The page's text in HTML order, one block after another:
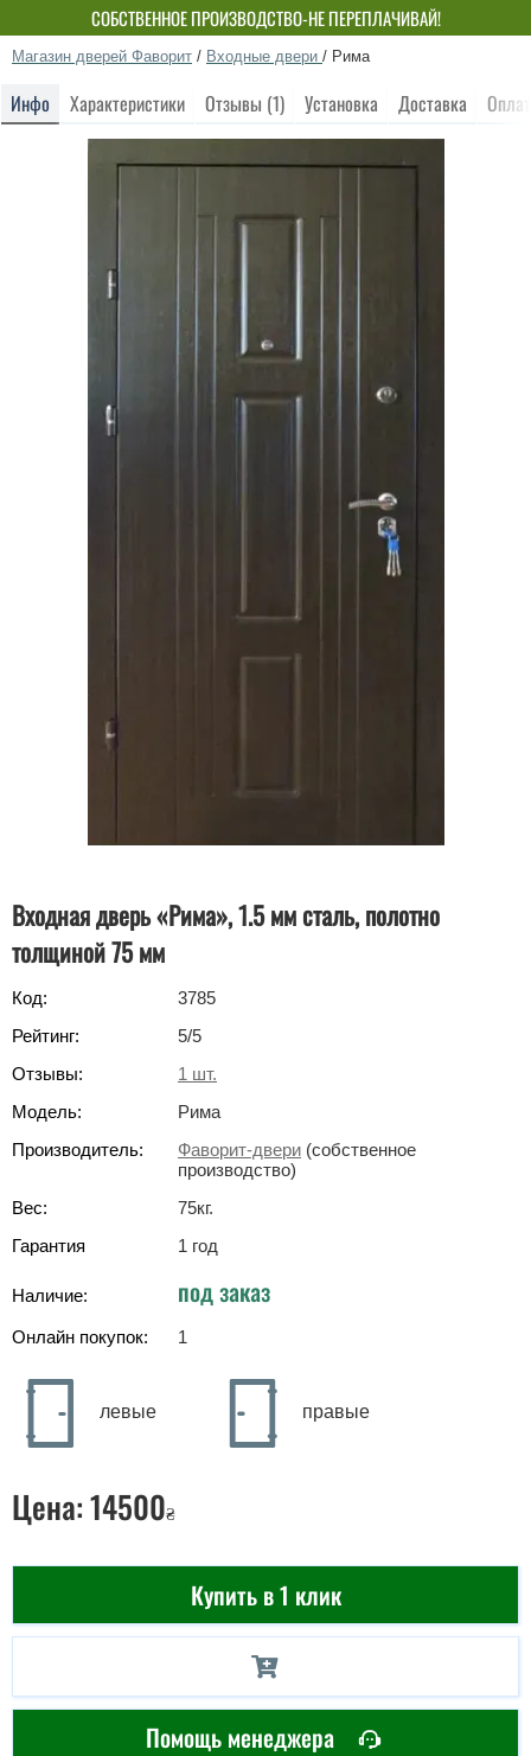
СОБСТВЕННОЕ ПРОИЗВОДСТВО-НЕ ПЕРЕПЛАЧИВАЙ!
Магазин дверей Фаворит / Входные двери / Рима
Инфо Характеристики Отзывы (1) Установка Доставка
Входная дверь «Рима», 1.5 мм сталь, полотно
толщиной 75 мм
Код:
3785
Рейтинг:
5/5
Отзывы:
1 шт.
Модель:
Рима
Производитель:
Фаворит-двери (собственное
производство)
Вес:
75кг.
Гарантия
1 год
Наличие: под заказ
Онлайн покупок: 1
левые правые
Цена:14500₴
Купить в 1 клик
Помощь менеджера